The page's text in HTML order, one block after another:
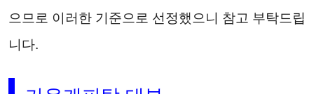
으므로 이러한 기준으로 선정했으니 참고 부탁드립
니다.